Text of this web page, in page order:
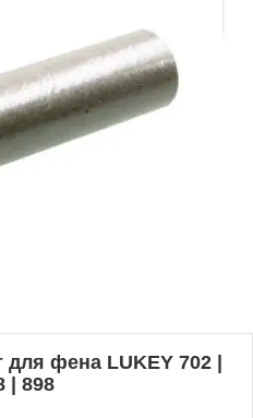
для фена LUKEY 702 |
| 898